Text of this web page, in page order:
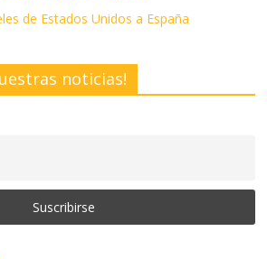
de Estados Unidos a España
noticias!